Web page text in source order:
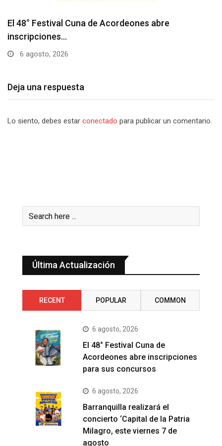
Barranquilla realizará el concierto ‘Capital de la
Patria…
6 agosto, 2026
Deja una respuesta
Lo siento, debes estar conectado para publicar un comentario.
Última Actualización
RECENT POPULAR COMMON
6 agosto, 2026
El 48° Festival Cuna de
Acordeones abre inscripciones
para sus concursos
6 agosto, 2026
Barranquilla realizará el
concierto ‘Capital de la Patria
Milagro, este viernes 7 de
agosto